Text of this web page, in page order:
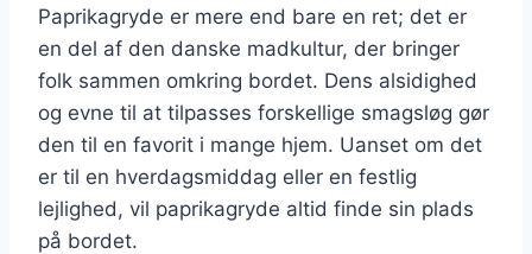
Paprikagryde er mere end bare en ret; det er
en del af den danske madkultur, der bringer
folk sammen omkring bordet. Dens alsidighed
og evne til at tilpasses forskellige smagsløg gør
den til en favorit i mange hjem. Uanset om det
er til en hverdagsmiddag eller en festlig
lejlighed, vil paprikagryde altid finde sin plads
på bordet.